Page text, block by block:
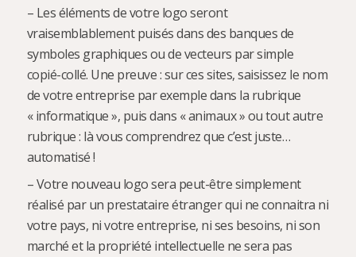
– Les éléments de votre logo seront
vraisemblablement puisés dans des banques de
symboles graphiques ou de vecteurs par simple
copié-collé. Une preuve : sur ces sites, saisissez le nom
de votre entreprise par exemple dans la rubrique
« informatique », puis dans « animaux » ou tout autre
rubrique : là vous comprendrez que c’est juste…
automatisé !
– Votre nouveau logo sera peut-être simplement
réalisé par un prestataire étranger qui ne connaitra ni
votre pays, ni votre entreprise, ni ses besoins, ni son
marché et la propriété intellectuelle ne sera pas